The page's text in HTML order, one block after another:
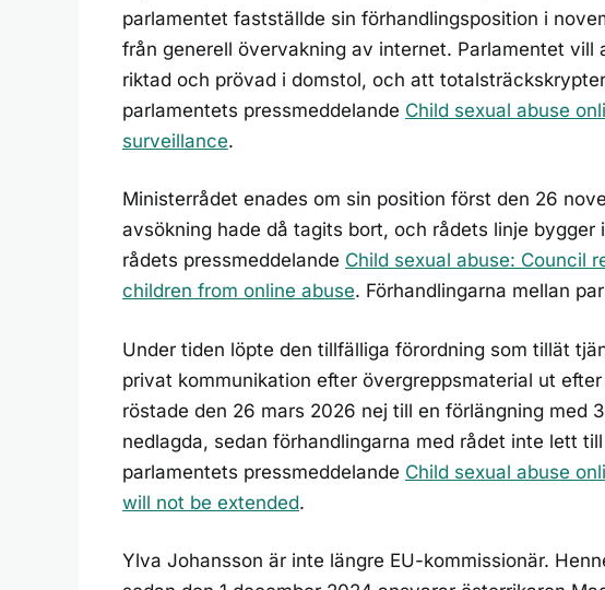
parlamentet fastställde sin förhandlingsposition i
från generell övervakning av internet. Parlamentet vill
riktad och prövad i domstol, och att
parlamentets pressmeddelande Child sexual abuse
surveillance.
Ministerrådet enades om sin position först den 26
avsökning hade då tagits bort, och rådets linje
rådets pressmeddelande Child sexual abuse: Council
children from online abuse. Förhandlingarna mellan
Under tiden löpte den tillfälliga förordning som tillät
privat kommunikation efter övergreppsmaterial ut
röstade den 26 mars 2026 nej till en förlängning med
nedlagda, sedan förhandlingarna med rådet inte lett
parlamentets pressmeddelande Child sexual abuse
will not be extended.
Ylva Johansson är inte längre EU-kommissionär.